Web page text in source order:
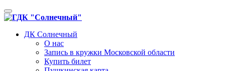
Toggle
navigation
ДК Солнечный
О нас
Запись в кружки Московской области
Купить билет